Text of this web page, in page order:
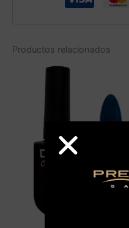
Productos relacionados